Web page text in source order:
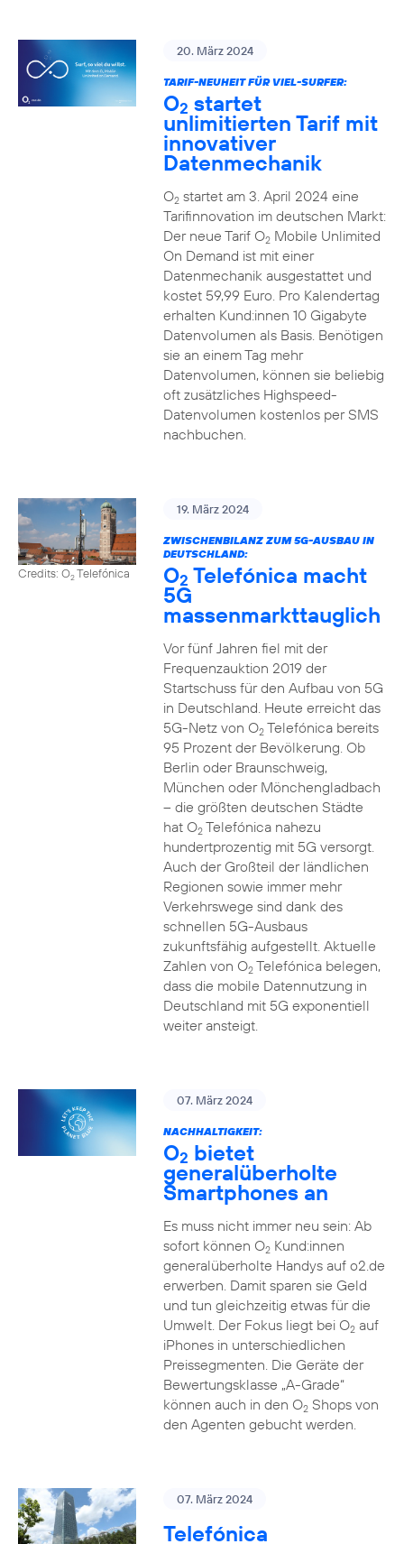
20. März 2024
TARIF-NEUHEIT FÜR VIEL-SURFER:
O2 startet
unlimitierten Tarif mit
innovativer
Datenmechanik
O2startet am 3. April 2024 eine
Tarifinnovation im deutschen Markt:
Der neue Tarif O2Mobile Unlimited
On Demand ist mit einer
Datenmechanik ausgestattet und
kostet 59,99 Euro. Pro Kalendertag
erhalten Kund:innen 10 Gigabyte
Datenvolumen als Basis. Benötigen
sie an einem Tag mehr
Datenvolumen, können sie beliebig
oft zusätzliches Highspeed-
Datenvolumen kostenlos per SMS
nachbuchen.
Credits: O2Telefónica
19. März 2024
ZWISCHENBILANZ ZUM 5G-AUSBAU IN
DEUTSCHLAND:
O2 Telefónica macht
5G
massenmarkttauglich
Vor fünf Jahren fiel mit der
Frequenzauktion 2019 der
Startschuss für den Aufbau von 5G
in Deutschland. Heute erreicht das
5G-Netz von O2Telefónica bereits
95 Prozent der Bevölkerung. Ob
Berlin oder Braunschweig,
München oder Mönchengladbach
– die größten deutschen Städte
hat O2Telefónica nahezu
hundertprozentig mit 5G versorgt.
Auch der Großteil der ländlichen
Regionen sowie immer mehr
Verkehrswege sind dank des
schnellen 5G-Ausbaus
zukunftsfähig aufgestellt. Aktuelle
Zahlen von O2Telefónica belegen,
dass die mobile Datennutzung in
Deutschland mit 5G exponentiell
weiter ansteigt.
07. März 2024
NACHHALTIGKEIT:
O2 bietet
generalüberholte
Smartphones an
Es muss nicht immer neu sein: Ab
sofort können O2Kund:innen
generalüberholte Handys auf o2.de
erwerben. Damit sparen sie Geld
und tun gleichzeitig etwas für die
Umwelt. Der Fokus liegt bei O2auf
iPhones in unterschiedlichen
Preissegmenten. Die Geräte der
Bewertungsklasse „A-Grade“
können auch in den O2Shops von
den Agenten gebucht werden.
07. März 2024
Telefónica